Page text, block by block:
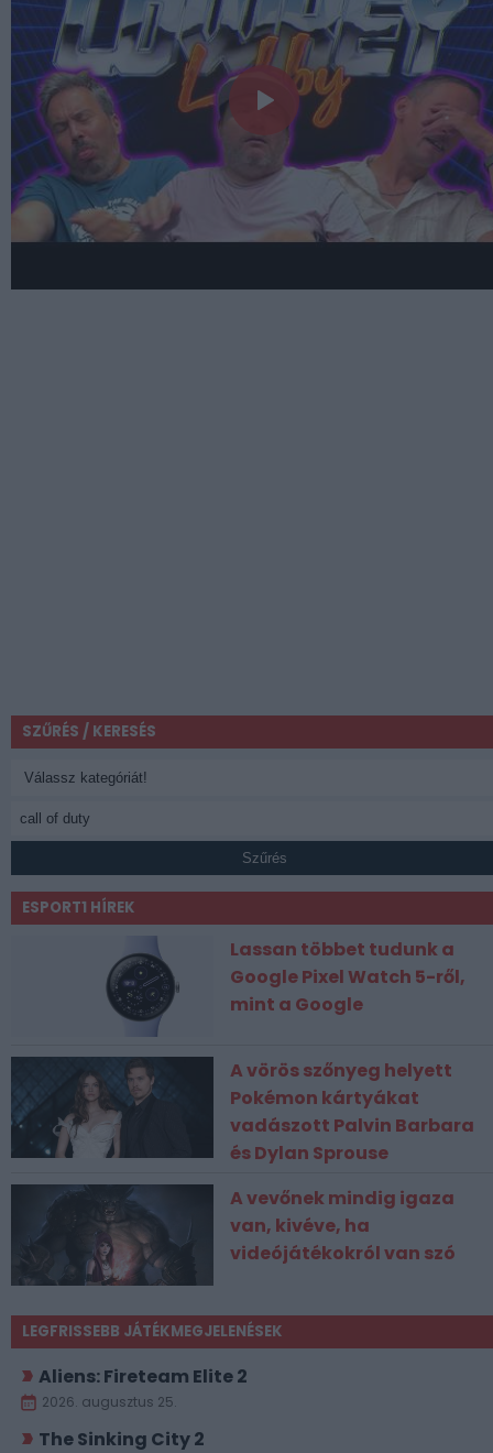
SZŰRÉS / KERESÉS
Szűrés
ESPORT1 HÍREK
Lassan többet tudunk a
Google Pixel Watch 5-ről,
mint a Google
A vörös szőnyeg helyett
Pokémon kártyákat
vadászott Palvin Barbara
és Dylan Sprouse
A vevőnek mindig igaza
van, kivéve, ha
videójátékokról van szó
LEGFRISSEBB JÁTÉKMEGJELENÉSEK
Aliens: Fireteam Elite 2
2026. augusztus 25.
The Sinking City 2